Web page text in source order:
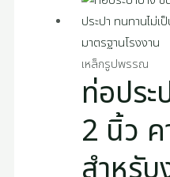
เหล็กรูปพรรณ
ท่อประ
2 นิ้ว